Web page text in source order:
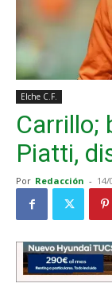
Elche C.F.
Carrillo;
Piatti,
Por Redacción - 14/